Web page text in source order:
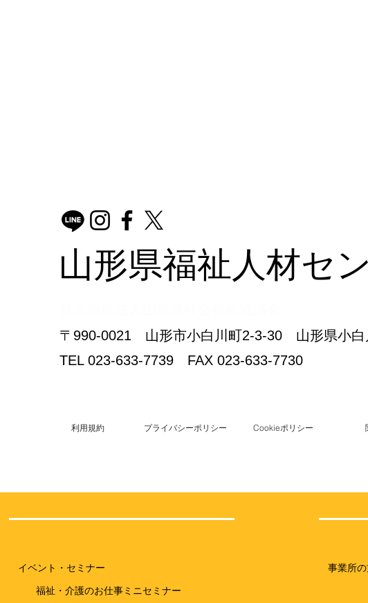
山形県福祉人材セ
〒990-0021 山形市小白川町2-3-30 山形県小白
TEL 023-633-7739 FAX 023-633-7730
利用規約 プライバシーポリシー Cookieポリシー
イベント・セミナー
福祉・介護のお仕事ミニセミナー
事業所